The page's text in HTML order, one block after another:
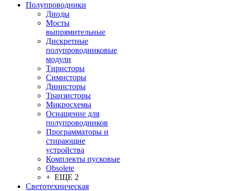
Полупроводники
Диоды
Мосты
выпрямительные
Дискретные
полупроводниковые
модули
Тиристоры
Симисторы
Динисторы
Транзисторы
Микросхемы
Оснащение для
полупроводников
Программаторы и
стирающие
устройства
Комплекты пусковые
Obsolete
+ ЕЩЕ 2
Светотехническая